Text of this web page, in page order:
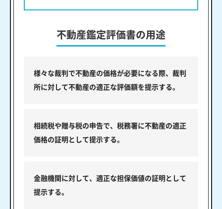
不動産鑑定評価書の用途
様々な裁判で不動産の価格が必要になる際、裁判
所に対して不動産の適正な評価額を提示する。
相続税や贈与税の申告で、税務署に不動産の適正
価格の証明として提示する。
金融機関に対して、適正な担保価値の証明として
提示する。